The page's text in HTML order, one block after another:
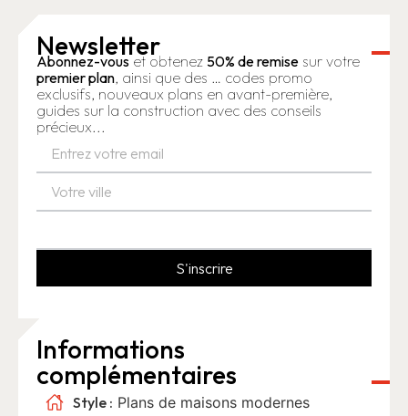
Newsletter
Abonnez-vous et obtenez 50% de remise sur votre
premier plan, ainsi que des … codes promo
exclusifs, nouveaux plans en avant-première,
guides sur la construction avec des conseils
précieux...
S'inscrire
Informations
complémentaires
Style : Plans de maisons modernes